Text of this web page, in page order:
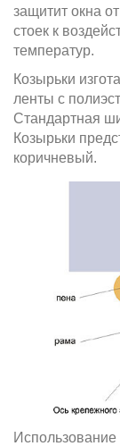
защитит окна
стоек к
температур.
Козырьки
ленты с
Стандартная
Козырьки
коричневый.